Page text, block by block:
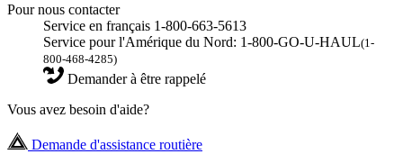
Pour nous contacter
Service en français 1-800-663-5613
Service pour l'Amérique du Nord: 1-800-GO-U-HAUL(1-
800-468-4285)
Demander à être rappelé
Vous avez besoin d'aide?
Demande d'assistance routière